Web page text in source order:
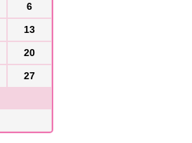
6
13
20
27